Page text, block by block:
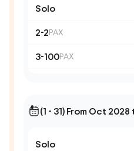
Solo
2-2PAX
3-100PAX
(1 - 31) From Oct
Solo